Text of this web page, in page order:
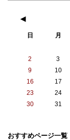
動画
最大4K、
◀
日 月
2
3
9
10
16
17
23
24
30
31
おすすめページ一覧